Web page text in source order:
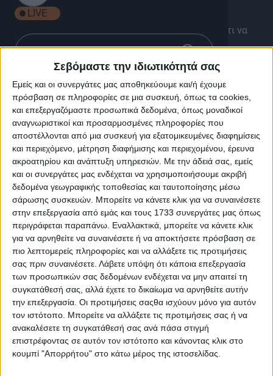
Σεβόμαστε την ιδιωτικότητά σας
Εμείς και οι συνεργάτες μας αποθηκεύουμε και/ή έχουμε
πρόσβαση σε πληροφορίες σε μια συσκευή, όπως τα cookies,
και επεξεργαζόμαστε προσωπικά δεδομένα, όπως μοναδικοί
αναγνωριστικοί και προσαρμοσμένες πληροφορίες που
αποστέλλονται από μια συσκευή για εξατομικευμένες διαφημίσεις
και περιεχόμενο, μέτρηση διαφήμισης και περιεχομένου, έρευνα
ακροατηρίου και ανάπτυξη υπηρεσιών. Με την άδειά σας, εμείς
και οι συνεργάτες μας ενδέχεται να χρησιμοποιήσουμε ακριβή
δεδομένα γεωγραφικής τοποθεσίας και ταυτοποίησης μέσω
σάρωσης συσκευών. Μπορείτε να κάνετε κλικ για να συναινέσετε
στην επεξεργασία από εμάς και τους 1733 συνεργάτες μας όπως
περιγράφεται παραπάνω. Εναλλακτικά, μπορείτε να κάνετε κλικ
για να αρνηθείτε να συναινέσετε ή να αποκτήσετε πρόσβαση σε
πιο λεπτομερείς πληροφορίες και να αλλάξετε τις προτιμήσεις
σας πριν συναινέσετε. Λάβετε υπόψη ότι κάποια επεξεργασία
των προσωπικών σας δεδομένων ενδέχεται να μην απαιτεί τη
συγκατάθεσή σας, αλλά έχετε το δικαίωμα να αρνηθείτε αυτήν
την επεξεργασία. Οι προτιμήσεις σαςθα ισχύουν μόνο για αυτόν
τον ιστότοπο. Μπορείτε να αλλάξετε τις προτιμήσεις σας ή να
ανακαλέσετε τη συγκατάθεσή σας ανά πάσα στιγμή
επιστρέφοντας σε αυτόν τον ιστότοπο και κάνοντας κλικ στο
κουμπί "Απορρήτου" στο κάτω μέρος της ιστοσελίδας.
LIVE
σημαντικά θέματα της επικαιρότητας.
Αναλύει και συζητάει με πρόσωπα που έχουν κάτι να
πουν για τα θέματα που επηρεάζουν την
Πολιτική, αυτοδιοίκηση, πρωτογενής τομέας,
τουρισμός, οικονομία, αγορά, εκπαίδευση αλλά και
κοινωνικά θέματα σε μια εκπομπή που έχει καθιερωθεί
στην συνείδηση των τηλεθεατών.
Απευθείας συνδέσεις με την καρδιά των γεγονότων και
συνεντεύξεις που ανατέμνουν βασικές πτυχές της
κοινωνίας.
Κάθε εβδομάδα μια διαφορετική δημοσιογραφική
συζήτηση βασισμένη σε πλήρη έρευνα και ρεπορτάζ με
προσκεκλημένους τους ίδιους τους πρωταγωνιστές
της επικαιρότητας.
Το ραντεβού γνώριμο σε ΩΡΑ ΑΙΧΜΗΣ κάθεΔευτέρα
21:45 με τον Μάνο Δασκαλάκη.